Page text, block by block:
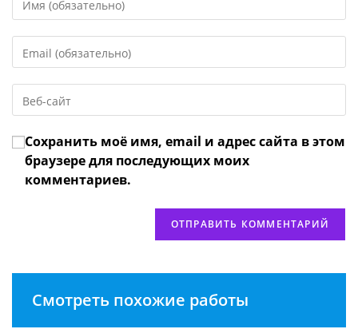
свое
или
имя
чтобы
прокомментировать
свой
адрес,
чтобы
URL
веб-
сайта
(необязательно)
Сохранить моё имя, email и адрес сайта в этом
браузере для последующих моих
комментариев.
Смотреть похожие работы